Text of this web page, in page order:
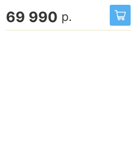
69 990 р.